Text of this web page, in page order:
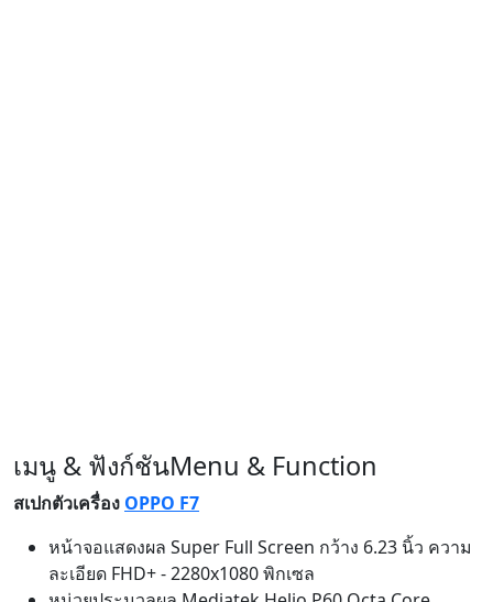
หน่วยประมวลผล Mediatek Helio P60 Octa Core
ความเร็ว 2.0 GHz
RAM 4GB, ROM 64GB รองรับ microSD สูงสุด 256GB
ระบบปฏิบัติการ: Color OS 5.0 (based on Android 8.1
Oreo)
กล้องถ่ายรูปด้านหลัง 16 ล้านพิกเซล รูรับแสง f/1.8 ไฟ